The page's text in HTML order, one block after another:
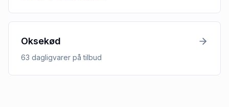
Oksekød
63 dagligvarer på tilbud